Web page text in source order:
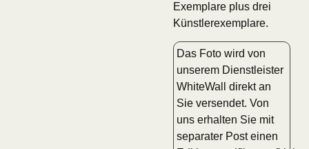
Exemplare plus drei
Künstlerexemplare.
Das Foto wird von
unserem Dienstleister
WhiteWall direkt an
Sie versendet. Von
uns erhalten Sie mit
separater Post einen